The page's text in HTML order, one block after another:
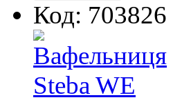
Код: 703826